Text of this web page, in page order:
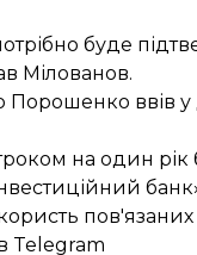
буде
Мілованов.
ввів
на один
пов'язаних
Telegram